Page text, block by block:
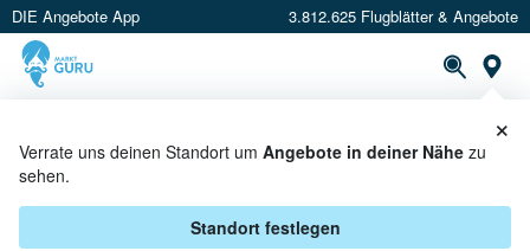
DIE Angebote App 3.812.625 Flugblätter & Angebote
Verrate uns deinen Standort um Angebote in deiner Nähe zu
sehen.
Standort festlegen
×
MYBABY BEI XXXLUTZ -
ANGEBOTE & AKTIONEN